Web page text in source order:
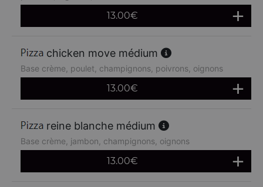
13.00€
chicken move médium
Base crème, poulet, champignons, poivrons, oignons
13.00€
reine blanche médium
Base crème, jambon, champignons, oignons
13.00€